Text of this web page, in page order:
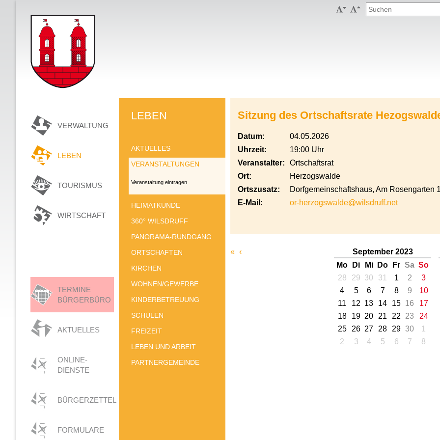
 
VERWALTUNG
LEBEN
TOURISMUS
WIRTSCHAFT
TERMINE
BÜRGERBÜRO
AKTUELLES
ONLINE-
DIENSTE
BÜRGERZETTEL
FORMULARE
LEBEN
AKTUELLES
VERANSTALTUNGEN
Veranstaltung eintragen
HEIMATKUNDE
360° WILSDRUFF
PANORAMA-RUNDGANG
ORTSCHAFTEN
KIRCHEN
WOHNEN/GEWERBE
KINDERBETREUUNG
SCHULEN
FREIZEIT
LEBEN UND ARBEIT
PARTNERGEMEINDE
Sitzung des Ortschaftsrate
Datum:
04.05.2026
Uhrzeit:
19:00 Uhr
Veranstalter:
Ortschaftsrat
Ort:
Herzogswalde
Ortszusatz:
Dorfgemeinschaftshaus, Am Rosengarten
E-Mail:
or-herzogswalde@wilsdruff.net
« ‹
September 2023
Mo
Di Mi Do Fr Sa So
28
29 30 31 1 2
3
4
5 6 7 8 9
10
11
12 13 14 15 16
17
18
19 20 21 22 23
24
25
26 27 28 29 30
1
2
3 4 5 6 7 8